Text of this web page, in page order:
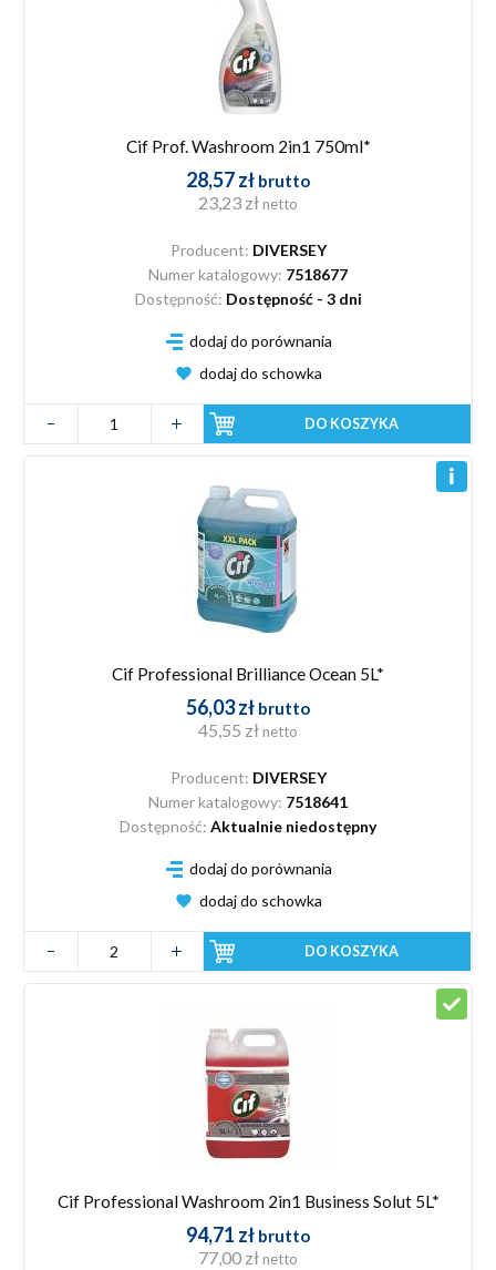
Cif Prof. Washroom 2in1 750ml*
28,57 zł brutto
23,23 zł netto
Producent: DIVERSEY
Numer katalogowy: 7518677
Dostępność: Dostępność - 3 dni
dodaj do porównania
dodaj do schowka
DO KOSZYKA
Cif Professional Brilliance Ocean 5L*
56,03 zł brutto
45,55 zł netto
Producent: DIVERSEY
Numer katalogowy: 7518641
Dostępność: Aktualnie niedostępny
dodaj do porównania
dodaj do schowka
DO KOSZYKA
Cif Professional Washroom 2in1 Business Solut 5L*
94,71 zł brutto
77,00 zł netto